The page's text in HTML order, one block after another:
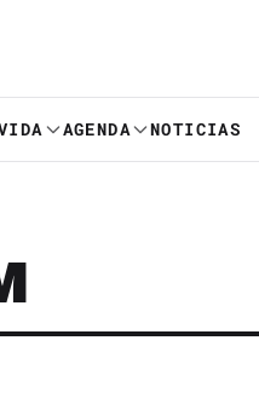
AGENDA NOTICIAS